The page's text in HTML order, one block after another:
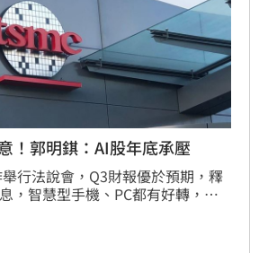
！郭明錤：AI股年底承壓
行法說會，Q3財報優於預期，釋
，智慧型手機、PC都有好轉，並
預估2024是健康成長的一年。不